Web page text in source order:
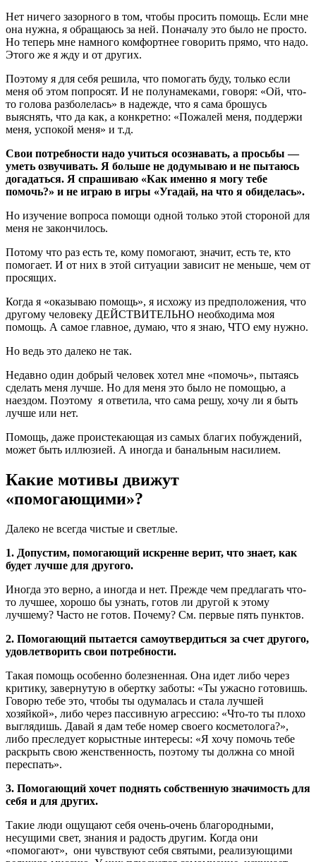
Нет ничего зазорного в том, чтобы просить помощь. Если мне
она нужна, я обращаюсь за ней. Поначалу это было не просто.
Но теперь мне намного комфортнее говорить прямо, что надо.
Этого же я жду и от других.
Поэтому я для себя решила, что помогать буду, только если
меня об этом попросят. И не полунамеками, говоря: «Ой, что-
то голова разболелась» в надежде, что я сама брошусь
выяснять, что да как, а конкретно: «Пожалей меня, поддержи
меня, успокой меня» и т.д.
Свои потребности надо учиться осознавать, а просьбы —
уметь озвучивать. Я больше не додумываю и не пытаюсь
догадаться. Я спрашиваю «Как именно я могу тебе
помочь?» и не играю в игры «Угадай, на что я обиделась».
Но изучение вопроса помощи одной только этой стороной для
меня не закончилось.
Потому что раз есть те, кому помогают, значит, есть те, кто
помогает. И от них в этой ситуации зависит не меньше, чем от
просящих.
Когда я «оказываю помощь», я исхожу из предположения, что
другому человеку ДЕЙСТВИТЕЛЬНО необходима моя
помощь. А самое главное, думаю, что я знаю, ЧТО ему нужно.
Но ведь это далеко не так.
Недавно один добрый человек хотел мне «помочь», пытаясь
сделать меня лучше. Но для меня это было не помощью, а
наездом. Поэтому я ответила, что сама решу, хочу ли я быть
лучше или нет.
Помощь, даже проистекающая из самых благих побуждений,
может быть иллюзией. А иногда и банальным насилием.
Какие мотивы движут
«помогающими»?
Далеко не всегда чистые и светлые.
1. Допустим, помогающий искренне верит, что знает, как
будет лучше для другого.
Иногда это верно, а иногда и нет. Прежде чем предлагать что-
то лучшее, хорошо бы узнать, готов ли другой к этому
лучшему? Часто не готов. Почему? См. первые пять пунктов.
2. Помогающий пытается самоутвердиться за счет другого,
удовлетворить свои потребности.
Такая помощь особенно болезненная. Она идет либо через
критику, завернутую в обертку заботы: «Ты ужасно готовишь.
Говорю тебе это, чтобы ты одумалась и стала лучшей
хозяйкой», либо через пассивную агрессию: «Что-то ты плохо
выглядишь. Давай я дам тебе номер своего косметолога?»,
либо преследует корыстные интересы: «Я хочу помочь тебе
раскрыть свою женственность, поэтому ты должна со мной
переспать».
3. Помогающий хочет поднять собственную значимость для
себя и для других.
Такие люди ощущают себя очень-очень благородными,
несущими свет, знания и радость другим. Когда они
«помогают», они чувствуют себя святыми, реализующими